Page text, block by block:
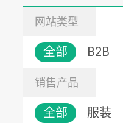
网站类型
全部 B2B
销售产品
全部 服装